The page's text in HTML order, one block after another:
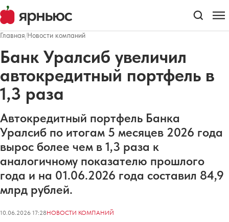
Главная/Новости компаний
Банк Уралсиб увеличил
автокредитный портфель в
1,3 раза
Автокредитный портфель Банка
Уралсиб по итогам 5 месяцев 2026 года
вырос более чем в 1,3 раза к
аналогичному показателю прошлого
года и на 01.06.2026 года составил 84,9
млрд рублей.
10.06.2026 17:28НОВОСТИ КОМПАНИЙ